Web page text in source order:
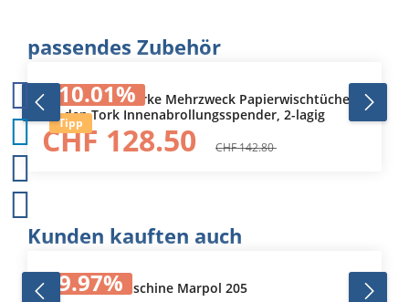
Produktgalerie überspringen
passendes Zubehör
10.01%
Tipp
101240 Tork Starke Mehrzweck Papierwischtücher
für den Tork Innenabrollungsspender, 2-lagig
CHF 128.50 CHF 142.80
Produktgalerie überspringen
Kunden kauften auch
9.97%
Bandschleifmaschine Marpol 205